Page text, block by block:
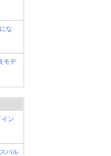
な
モデ
イン
バル